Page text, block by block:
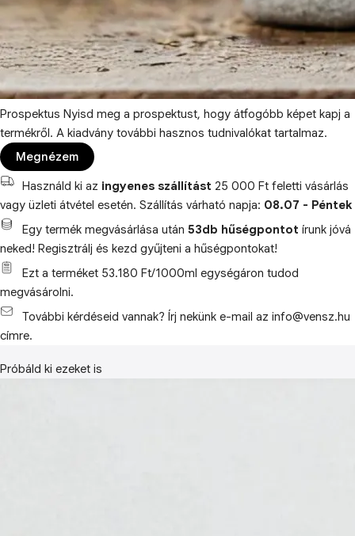
Prospektus Nyisd meg a prospektust, hogy átfogóbb képet kapj a
termékről. A kiadvány további hasznos tudnivalókat tartalmaz.
Megnézem
Használd ki az ingyenes szállítást 25 000 Ft feletti vásárlás
vagy üzleti átvétel esetén. Szállítás várható napja: 08.07 - Péntek
Egy termék megvásárlása után 53db hűségpontot írunk jóvá
neked! Regisztrálj és kezd gyűjteni a hűségpontokat!
Ezt a terméket 53.180 Ft/1000ml egységáron tudod
megvásárolni.
További kérdéseid vannak? Írj nekünk e-mail az info@vensz.hu
címre.
Próbáld ki ezeket is